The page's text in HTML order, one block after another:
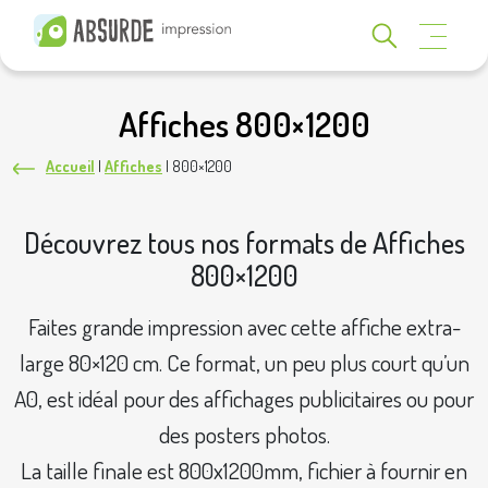
Affiches 800×1200
Accueil | Affiches | 800×1200
Découvrez tous nos formats de Affiches
800×1200
Faites grande impression avec cette affiche extra-
large 80×120 cm. Ce format, un peu plus court qu’un
A0, est idéal pour des affichages publicitaires ou pour
des posters photos.
La taille finale est 800x1200mm, fichier à fournir en